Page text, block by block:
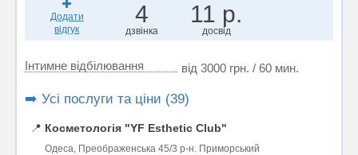
Додати
відгук
4
дзвінка
11 р.
досвід
Інтимне відбілювання від 3000 грн. / 60 мин.
➡️ Усі послуги та ціни (39)
📍 Косметологія "YF Esthetic Club"
Одеса, Преображенська 45/3 р-н. Приморський